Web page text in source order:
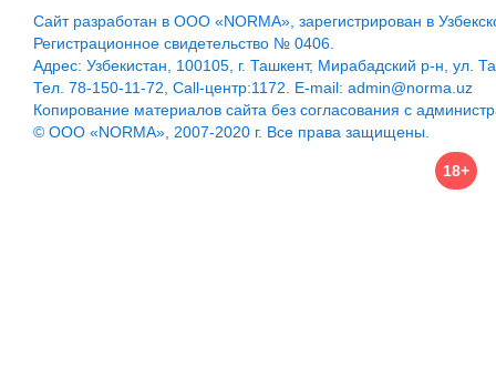
Сайт разработан в ООО «NORMA», зарегистрирован в
Регистрационное свидетельство № 0406.
Адрес: Узбекистан, 100105, г. Ташкент, Мирабадский р-н, ул.
Тел. 78-150-11-72, Call-центр:1172. E-mail: admin@norma.uz
Копирование материалов сайта без согласования с
© ООО «NORMA», 2007-2020 г. Все права защищены.
18+